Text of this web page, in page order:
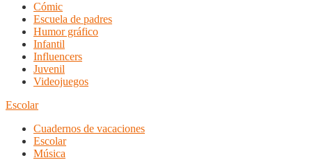
Cómic
Escuela de padres
Humor gráfico
Infantil
Influencers
Juvenil
Videojuegos
Escolar
Cuadernos de vacaciones
Escolar
Música